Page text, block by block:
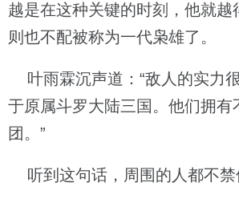
越是在这种关键的时刻，他就越
则也不配被称为一代枭雄了。
叶雨霖沉声道：“敌人的实力
于原属斗罗大陆三国。他们拥有
团。”
听到这句话，周围的人都不禁